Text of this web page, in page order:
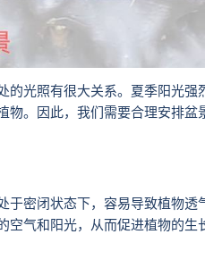
的光照有很大关系。夏季阳光
物。因此，我们需要合理安排
于密闭状态下，容易导致植物
空气和阳光，从而促进植物的生